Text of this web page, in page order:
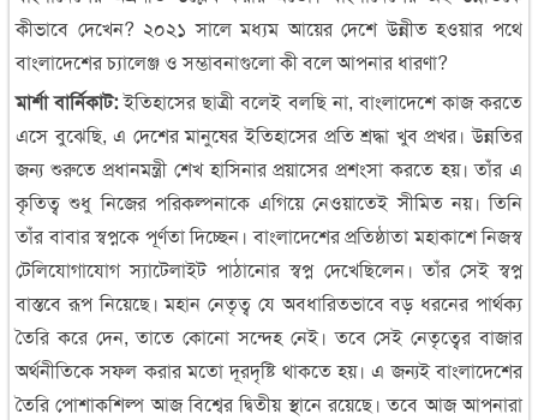
কীভাবে দেখেন? ২০২১ সালে মধ্যম আয়ের দেশে উন্নীত হওয়ার পথে
বাংলাদেশের চ্যালেঞ্জ ও সম্ভাবনাগুলো কী বলে আপনার ধারণা?
মার্শা বার্নিকাট:ইতিহাসের ছাত্রী বলেই বলছি না, বাংলাদেশে কাজ করতে
এসে বুঝেছি, এ দেশের মানুষের ইতিহাসের প্রতি শ্রদ্ধা খুব প্রখর। উন্নতির
জন্য শুরুতে প্রধানমন্ত্রী শেখ হাসিনার প্রয়াসের প্রশংসা করতে হয়। তাঁর এ
কৃতিত্ব শুধু নিজের পরিকল্পনাকে এগিয়ে নেওয়াতেই সীমিত নয়। তিনি
তাঁর বাবার স্বপ্নকে পূর্ণতা দিচ্ছেন। বাংলাদেশের প্রতিষ্ঠাতা মহাকাশে নিজস্ব
টেলিযোগাযোগ স্যাটেলাইট পাঠানোর স্বপ্ন দেখেছিলেন। তাঁর সেই স্বপ্ন
বাস্তবে রূপ নিয়েছে। মহান নেতৃত্ব যে অবধারিতভাবে বড় ধরনের পার্থক্য
তৈরি করে দেন, তাতে কোনো সন্দেহ নেই। তবে সেই নেতৃত্বের বাজার
অর্থনীতিকে সফল করার মতো দূরদৃষ্টি থাকতে হয়। এ জন্যই বাংলাদেশের
তৈরি পোশাকশিল্প আজ বিশ্বের দ্বিতীয় স্থানে রয়েছে। তবে আজ আপনারা